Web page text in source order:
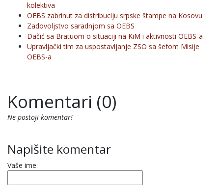
kolektiva
OEBS zabrinut za distribuciju srpske štampe na Kosovu
Zadovoljstvo saradnjom sa OEBS
Dačić sa Bratuom o situaciji na KiM i aktivnosti OEBS-a
Upravljački tim za uspostavljanje ZSO sa šefom Misije
OEBS-a
Komentari (0)
Ne postoji komentar!
Napišite komentar
Vaše ime: